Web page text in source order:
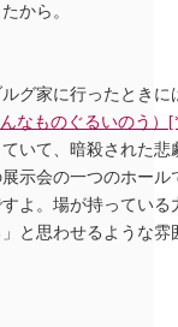
から。
グ家に行ったときに
なものぐるいのう）
いて、暗殺された悲
示会の一つのホール
よ。場が持っている
と思わせるような雰